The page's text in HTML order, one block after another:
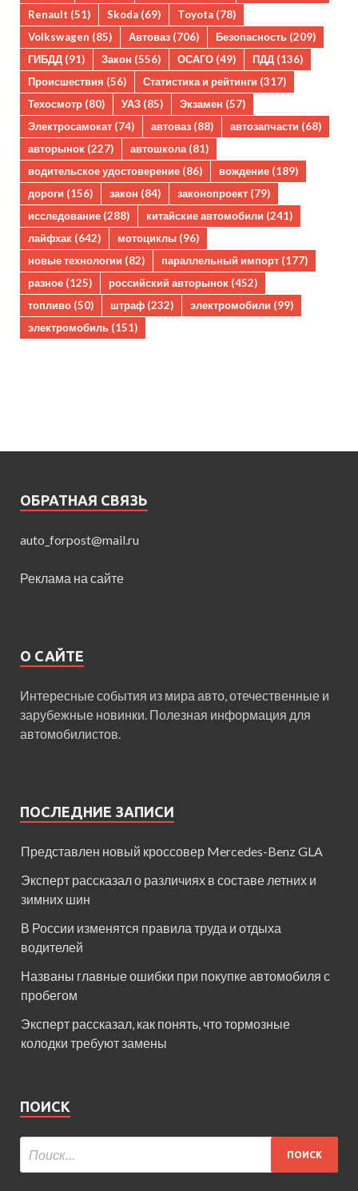
Renault (51) Skoda (69) Toyota (78)
Volkswagen (85) Автоваз (706) Безопасность (209)
ГИБДД (91) Закон (556) ОСАГО (49) ПДД (136)
Происшествия (56) Статистика и рейтинги (317)
Техосмотр (80) УАЗ (85) Экзамен (57)
Электросамокат (74) автоваз (88) автозапчасти (68)
авторынок (227) автошкола(81)
водительское удостоверение (86) вождение (189)
дороги (156) закон (84) законопроект (79)
исследование (288) китайские автомобили (241)
лайфхак (642) мотоциклы (96)
новые технологии (82) параллельный импорт (177)
разное (125) российский авторынок (452)
топливо (50) штраф (232) электромобили (99)
электромобиль (151)
ОБРАТНАЯ СВЯЗЬ
auto_forpost@mail.ru
Реклама на сайте
О САЙТЕ
Интересные события из мира авто, отечественные и
зарубежные новинки. Полезная информация для
автомобилистов.
ПОСЛЕДНИЕ ЗАПИСИ
Представлен новый кроссовер Mercedes-Benz GLA
Эксперт рассказал о различиях в составе летних и
зимних шин
В России изменятся правила труда и отдыха
водителей
Названы главные ошибки при покупке автомобиля с
пробегом
Эксперт рассказал, как понять, что тормозные
колодки требуют замены
ПОИСК